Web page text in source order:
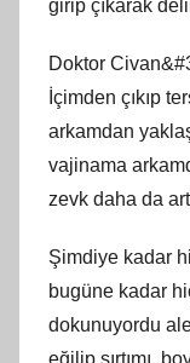
girip çıkarak
Doktor
İçimden çıkıp
arkamdan
vajinama
zevk daha da
Şimdiye kadar
bugüne kadar
dokunuyordu
eğilip sırtımı,